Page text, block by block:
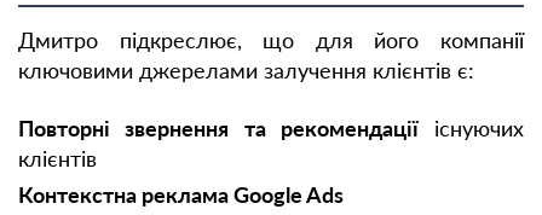
Дмитро підкреслює, що для його компанії
ключовими джерелами залучення клієнтів є:
Повторні звернення та рекомендаціїіснуючих
клієнтів
Контекстна реклама Google Ads